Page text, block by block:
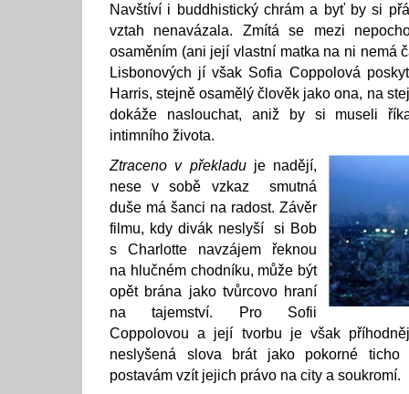
Navštíví i buddhistický chrám a byť by si
vztah nenavázala. Zmítá se mezi
osaměním (ani její vlastní matka na ni nemá
Lisbonových jí však Sofia Coppolová
Harris, stejně osamělý člověk jako ona, na
dokáže naslouchat, aniž by si museli
intimního života.
Ztraceno v překladuje nadějí,
nese v sobě vzkaz smutná
duše má šanci na radost. Závěr
filmu, kdy divák neslyší si Bob
s Charlotte navzájem řeknou
na hlučném chodníku, může být
opět brána jako tvůrcovo hraní
na tajemství. Pro Sofii
Coppolovou a její tvorbu je však
neslyšená slova brát jako pokorné ticho
postavám vzít jejich právo na city a soukromí.